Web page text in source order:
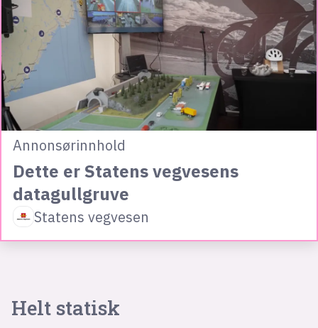
Annonsørinnhold
Dette er Statens vegvesens
datagullgruve
Statens vegvesen
Helt statisk